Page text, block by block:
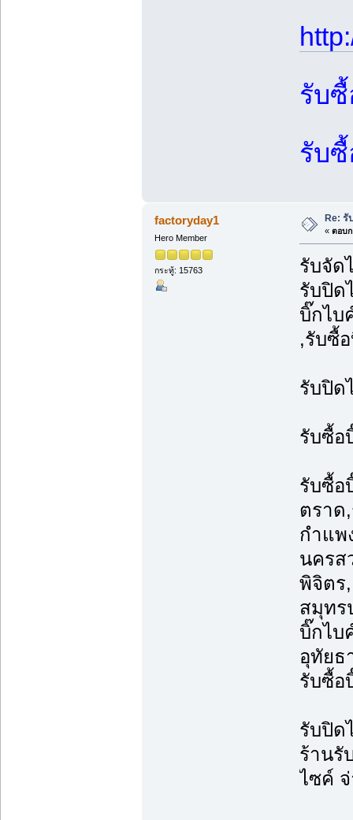
รับ
รับ
factoryday1
Hero Member
กระทู้: 15763
Re:
« ตอบก
รับจัด
รับปิด
บิ๊กไบ
,รับซื้
รับปิด
รับซื้อ
รับซื้อ
ตราด
กำแพ
นครส
พิจิตร
สมุทร
บิ๊กไบ
อุทัย
รับซื้อ
รับปิด
ร้านรั
ไซค์